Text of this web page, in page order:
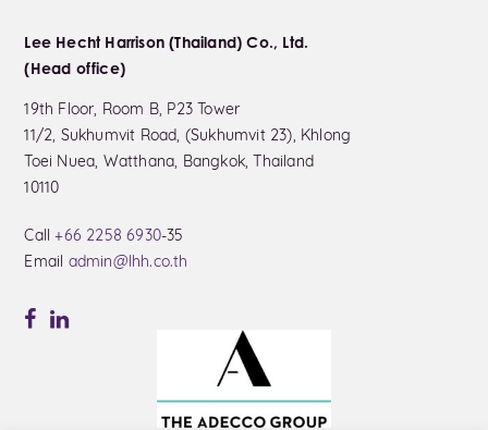
Lee Hecht Harrison (Thailand) Co., Ltd.
(Head office)
19th Floor, Room B, P23 Tower
11/2, Sukhumvit Road, (Sukhumvit 23), Khlong
Toei Nuea, Watthana, Bangkok, Thailand
10110
Call+66 2258 6930-35
Email admin@lhh.co.th